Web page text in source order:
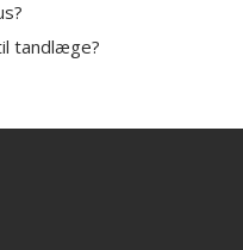
tandlæge?